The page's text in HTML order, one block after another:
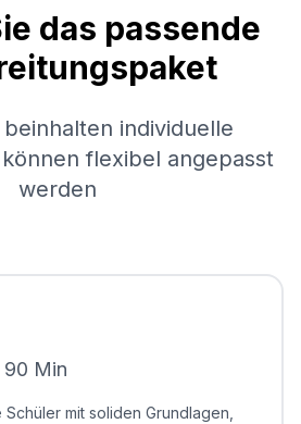
das passende
individuelle
flexibel angepasst
werden
90 Min
mit soliden Grundlagen,